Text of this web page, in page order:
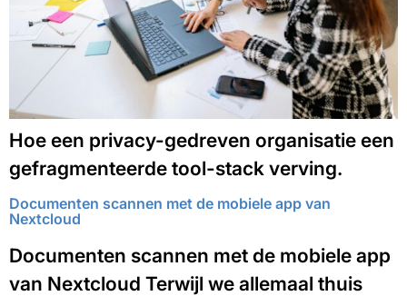
Hoe een privacy-gedreven organisatie een
gefragmenteerde tool-stack verving.
Documenten scannen met de mobiele app van
Nextcloud
Documenten scannen met de mobiele app
van Nextcloud Terwijl we allemaal thuis